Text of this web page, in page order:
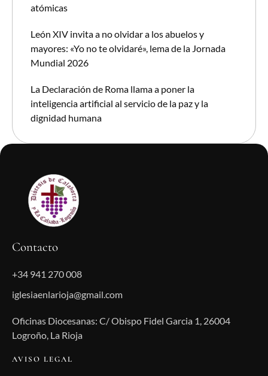
atómicas
León XIV invita a no olvidar a los abuelos y
mayores: «Yo no te olvidaré», lema de la Jornada
Mundial 2026
La Declaración de Roma llama a poner la
inteligencia artificial al servicio de la paz y la
dignidad humana
Contacto
+34 941 270 008
iglesiaenlarioja@gmail.com
Oficinas Diocesanas: C/ Obispo Fidel Garcia 1, 26004
Logroño, La Rioja
AVISO LEGAL